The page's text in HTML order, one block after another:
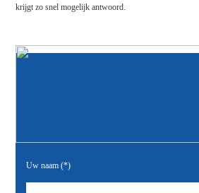
krijgt zo snel mogelijk antwoord.
Uw naam (*)